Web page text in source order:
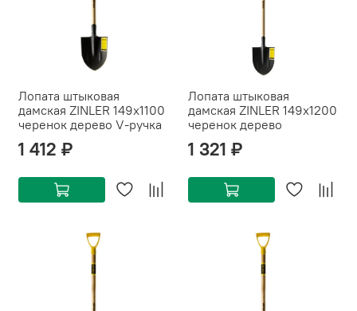
Лопата штыковая
дамская ZINLER 149х1100
черенок дерево V-ручка
1 412 ₽
Лопата штыковая
дамская ZINLER 149х1200
черенок дерево
1 321 ₽